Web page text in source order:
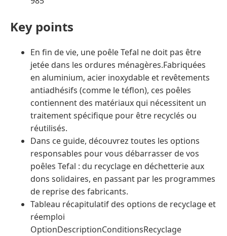
Key points
En fin de vie, une poêle Tefal ne doit pas être
jetée dans les ordures ménagères.Fabriquées
en aluminium, acier inoxydable et revêtements
antiadhésifs (comme le téflon), ces poêles
contiennent des matériaux qui nécessitent un
traitement spécifique pour être recyclés ou
réutilisés.
Dans ce guide, découvrez toutes les options
responsables pour vous débarrasser de vos
poêles Tefal : du recyclage en déchetterie aux
dons solidaires, en passant par les programmes
de reprise des fabricants.
Tableau récapitulatif des options de recyclage et
réemploi
OptionDescriptionConditionsRecyclage